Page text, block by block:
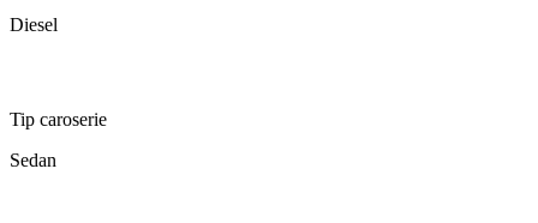
Diesel
Tip caroserie
Sedan